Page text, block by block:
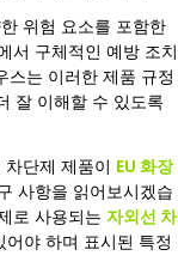
위험 요소를 포함한
서 구체적인 예방 조치
스는 이러한 제품 규정
잘 이해할 수 있도록
단제 제품이 EU 화장
사항을 읽어보시겠습
로 사용되는 자외선 차
어야 하며 표시된 특정